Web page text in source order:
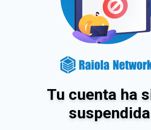
Tu cuenta ha
suspendida